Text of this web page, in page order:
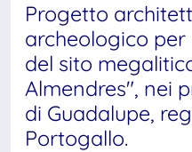
Progetto
archeologico per
del sito
Almendres", nei
di Guadalupe,
Portogallo.